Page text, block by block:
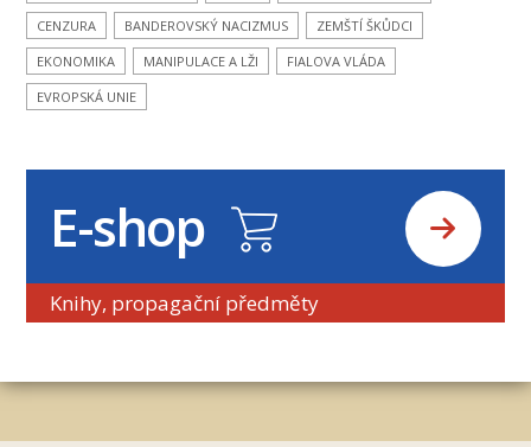
CENZURA
BANDEROVSKÝ NACIZMUS
ZEMŠTÍ ŠKŮDCI
EKONOMIKA
MANIPULACE A LŽI
FIALOVA VLÁDA
EVROPSKÁ UNIE
E-shop
Knihy, propagační předměty